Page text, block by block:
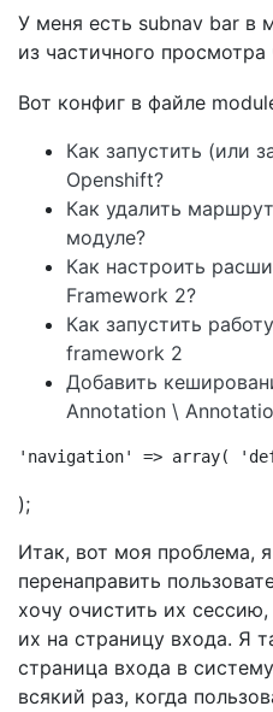
У меня есть subnav bar в
из частичного
Вот конфиг в файле
Как запустить (или
Openshift?
Как удалить
модуле?
Как настроить
Framework 2?
Как запустить
framework 2
Добавить
Annotation \
'navigation' => array(
);
Итак, вот моя проблема,
перенаправить
хочу очистить их
их на страницу входа. Я
страница входа в
всякий раз, когда